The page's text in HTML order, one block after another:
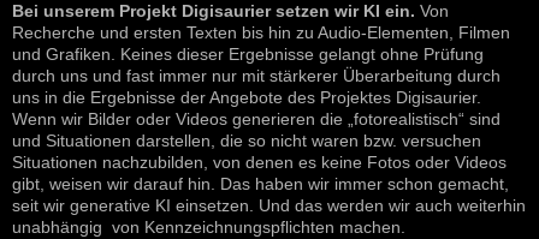
Bei unserem Projekt Digisaurier setzen wir KI ein. Von
Recherche und ersten Texten bis hin zu Audio-Elementen, Filmen
und Grafiken. Keines dieser Ergebnisse gelangt ohne Prüfung
durch uns und fast immer nur mit stärkerer Überarbeitung durch
uns in die Ergebnisse der Angebote des Projektes Digisaurier.
Wenn wir Bilder oder Videos generieren die „fotorealistisch“ sind
und Situationen darstellen, die so nicht waren bzw. versuchen
Situationen nachzubilden, von denen es keine Fotos oder Videos
gibt, weisen wir darauf hin. Das haben wir immer schon gemacht,
seit wir generative KI einsetzen. Und das werden wir auch weiterhin
unabhängig von Kennzeichnungspflichten machen.